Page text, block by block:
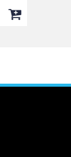
Lägg